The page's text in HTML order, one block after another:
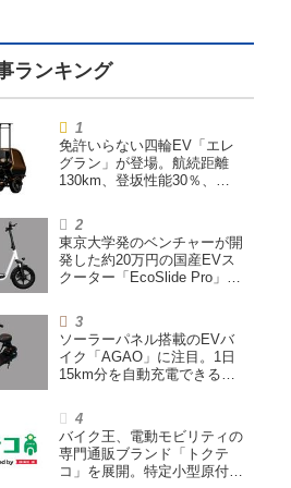
免許いらない四輪EV「エレ
グラン」が登場。航続距離
130km、登坂性能30％、
東京大学発のベンチャーが開
発した約20万円の国産EVス
クーター「EcoSlide Pro」が
ハイパワー特定小型原付
ソーラーパネル搭載のEVバ
イク「AGAO」に注目。1日
15km分を自動充電できる
バイク王、電動モビリティの
専門通販ブランド「トクテ
コ」を展開。特定小型原付や